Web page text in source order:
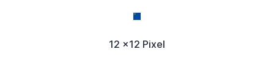
12 x12 Pixel